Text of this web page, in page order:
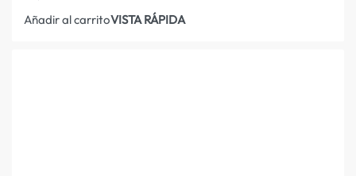
Añadir al carritoVISTA RÁPIDA